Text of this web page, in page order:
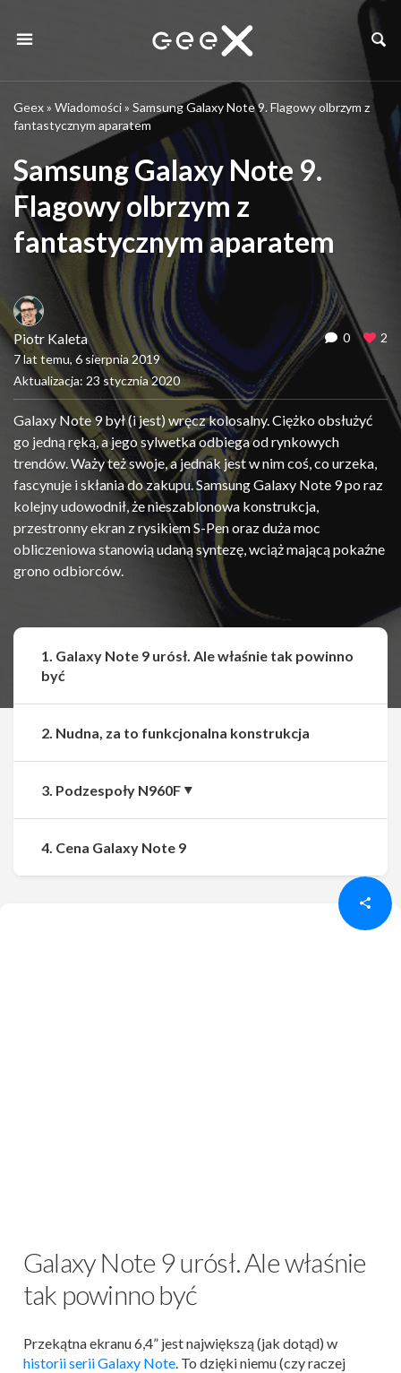
Geex» Wiadomości» Samsung Galaxy Note 9. Flagowy olbrzym z
fantastycznym aparatem
Samsung Galaxy Note 9.
Flagowy olbrzym z
fantastycznym aparatem
Piotr Kaleta
7 lat temu, 6 sierpnia 2019
Aktualizacja: 23 stycznia 2020
0 2
Galaxy Note 9 był (i jest) wręcz kolosalny. Ciężko obsłużyć
go jedną ręką, a jego sylwetka odbiega od rynkowych
trendów. Waży też swoje, a jednak jest w nim coś, co urzeka,
fascynuje i skłania do zakupu. Samsung Galaxy Note 9 po raz
kolejny udowodnił, że nieszablonowa konstrukcja,
przestronny ekran z rysikiem S-Pen oraz duża moc
obliczeniowa stanowią udaną syntezę, wciąż mającą pokaźne
grono odbiorców.
Udostępnij
Galaxy Note 9 urósł. Ale właśnie
tak powinno być
Przekątna ekranu 6,4” jest największą (jak dotąd) w
historii serii Galaxy Note. To dzięki niemu (czy raczej
1. Galaxy Note 9 urósł. Ale właśnie tak powinno
być
2. Nudna, za to funkcjonalna konstrukcja
3. Podzespoły N960F
4. Cena Galaxy Note 9